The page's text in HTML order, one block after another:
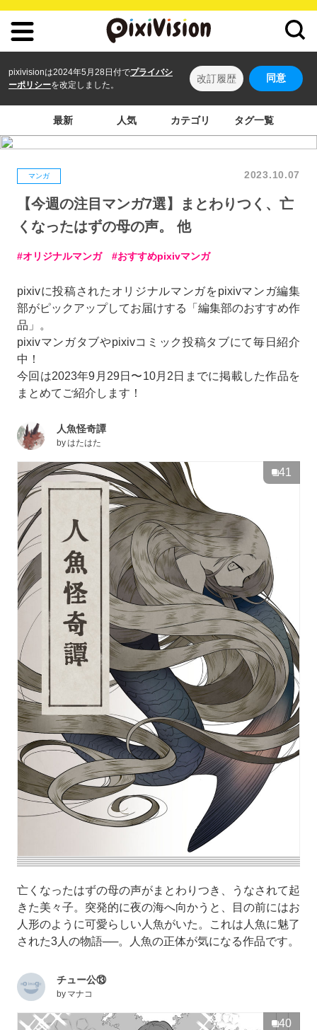
pixivisionは2024年5月28日付でプライバシ
ーポリシーを改定しました。
改訂履歴 同意
最新 人気 カテゴリ タグ一覧
マンガ 2023.10.07
【今週の注目マンガ7選】まとわりつく、亡
くなったはずの母の声。 他
オリジナルマンガ おすすめpixivマンガ
pixivに投稿されたオリジナルマンガをpixivマンガ編集
部がピックアップしてお届けする「編集部のおすすめ作
品」。
pixivマンガタブやpixivコミック投稿タブにて毎日紹介
中！
今回は2023年9月29日〜10月2日までに掲載した作品を
まとめてご紹介します！
人魚怪奇譚
byはたはた
41
亡くなったはずの母の声がまとわりつき、うなされて起
きた美々子。突発的に夜の海へ向かうと、目の前にはお
人形のように可愛らしい人魚がいた。これは人魚に魅了
された3人の物語──。人魚の正体が気になる作品です。
チュー公⑬
by マナコ
40